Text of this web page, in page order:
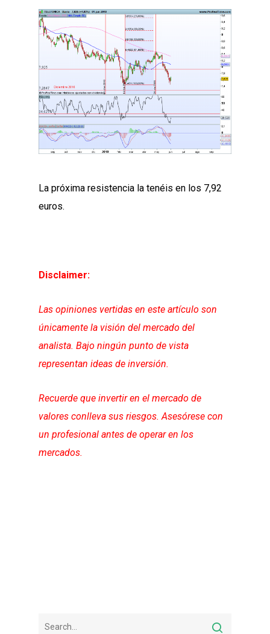
La próxima resistencia la tenéis en los 7,92
euros.
Disclaimer:
Las opiniones vertidas en este artículo son
únicamente la visión del mercado del
analista. Bajo ningún punto de vista
representan ideas de inversión.
Recuerde que invertir en el mercado de
valores conlleva sus riesgos. Asesórese con
un profesional antes de operar en los
mercados.